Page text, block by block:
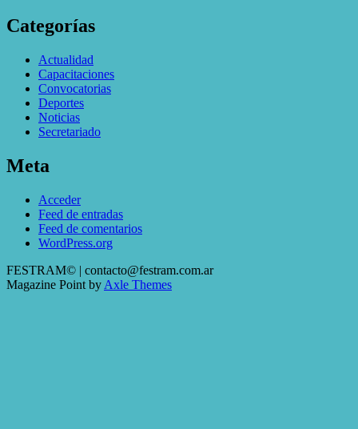
Categorías
Actualidad
Capacitaciones
Convocatorias
Deportes
Noticias
Secretariado
Meta
Acceder
Feed de entradas
Feed de comentarios
WordPress.org
FESTRAM© | contacto@festram.com.ar
Magazine Point by Axle Themes